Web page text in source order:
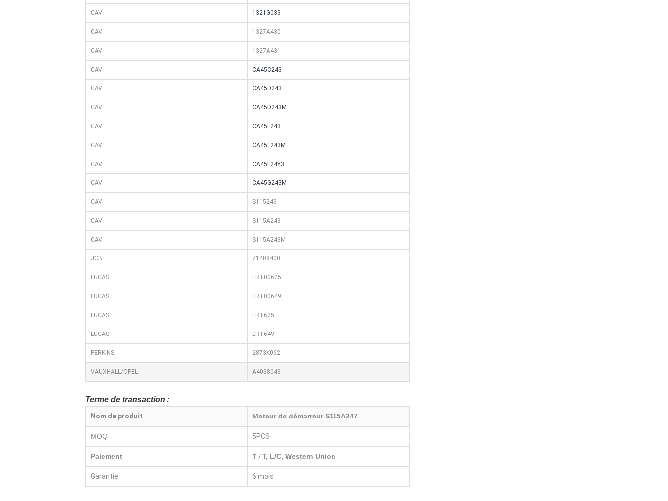
CAV 1321G033
CAV 1327A430
CAV 1327A431
CAV CA45C243
CAV CA45D243
CAV CA45D243M
CAV CA45F243
CAV CA45F243M
CAV CA45F24Y3
CAV CA45G243M
CAV S115243
CAV S115A243
CAV S115A243M
JCB 71408400
LUCAS LRT00625
LUCAS LRT00649
LUCAS LRT625
LUCAS LRT649
PERKINS 2873K062
VAUXHALL/OPEL A4038043
Terme de transaction :
Nom de produit Moteur de démarreur S115A247
MOQ 5PCS
Paiement T / T, L/C, Western Union
Garantie 6 mois